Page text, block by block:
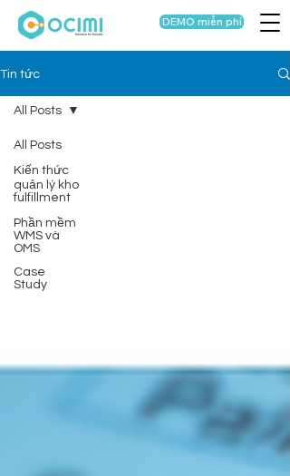
DEMO miễn phí
Tin tức
All Posts
Kiến thức
quản lý kho
fulfillment
Phần mềm
WMS và
OMS
Case
Study
All Posts